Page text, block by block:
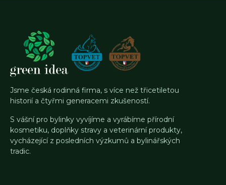
Jsme česká rodinná firma, s více než třicetiletou
historií a čtyřmi generacemi zkušeností.
S vášní pro bylinky vyvíjíme a vyrábíme přírodní
kosmetiku, doplňky stravy a veterinární produkty,
vycházející z posledních výzkumů a bylinářských
tradic.